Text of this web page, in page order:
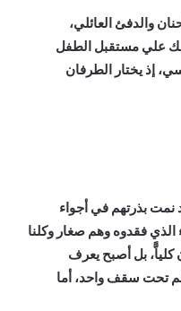
والدفئ العائلي،
علي مستقبل الطفل
إذ يختار الطرفان
نمت بذرتهم في أجواء
فقدوه وهم صغار وكلنا
بل أصبح يعرف
تحت سقف واحد، أما